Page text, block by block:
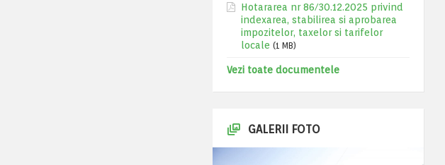
Hotararea nr 86/30.12.2025 privind
indexarea, stabilirea si aprobarea
impozitelor, taxelor si tarifelor
locale (1 MB)
Vezi toate documentele
GALERII FOTO